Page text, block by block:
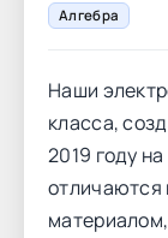
Алгебра
Наши
класса,
2019 году
отличаются